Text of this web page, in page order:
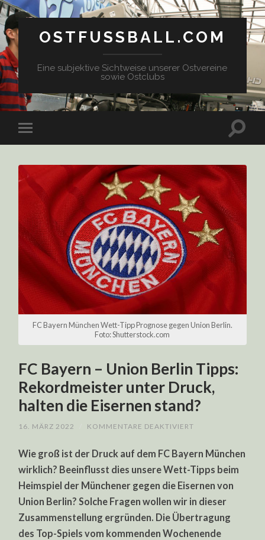
OSTFUSSBALL.COM
Eine subjektive Sichtweise unserer Ostvereine
sowie Ostclubs
FC Bayern München Wett-Tipp Prognose gegen Union Berlin.
Foto: Shutterstock.com
FC Bayern – Union Berlin Tipps:
Rekordmeister unter Druck,
halten die Eisernen stand?
16. MÄRZ 2022 KOMMENTARE DEAKTIVIERT
–
BERLIN
REKORDMEISTER
UNTER
DRUCK,
HALTEN
DIE
EISERNEN
Wie groß ist der Druck auf dem FC Bayern München
wirklich? Beeinflusst dies unsere Wett-Tipps beim
Heimspiel der Münchener gegen die Eisernen von
Union Berlin? Solche Fragen wollen wir in dieser
Zusammenstellung ergründen. Die Übertragung
des Top-Spiels vom kommenden Wochenende